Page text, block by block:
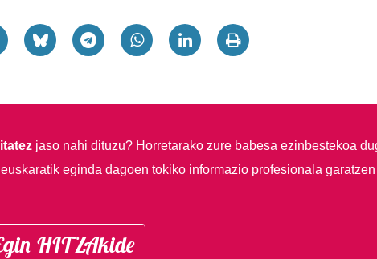
jaso nahi dituzu? Horretarako zure babesa ezinbestekoa
eginda dagoen tokiko informazio profesionala garatzen
HITZAkide